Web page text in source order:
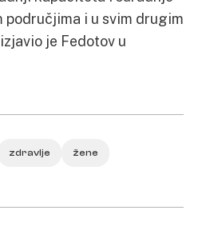
i u svim drugim
je Fedotov u
zdravlje žene